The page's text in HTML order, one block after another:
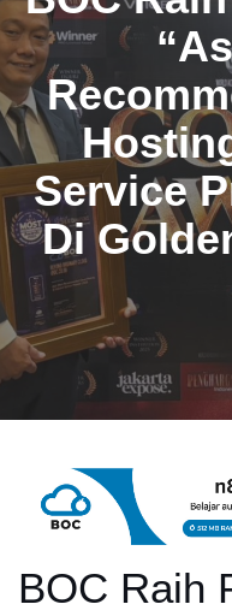
Service
Di
BOC Raih